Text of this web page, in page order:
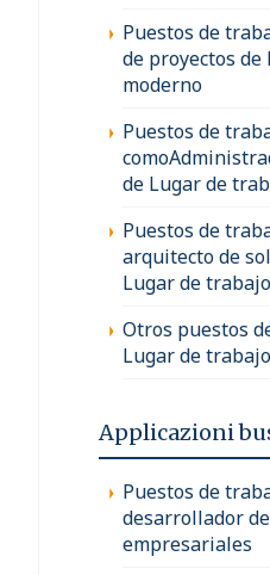
Puestos de
de proyectos
moderno
Puestos de
de Lugar de
Puestos de
arquitecto de
Lugar de
Otros puestos
Lugar de
Applicazioni
Puestos de
desarrollador
empresariales